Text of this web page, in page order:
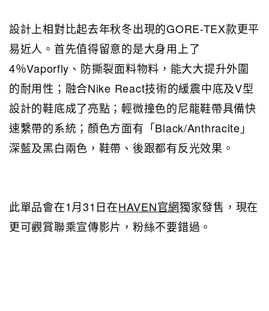
設計上相對比起去年秋冬出現的GORE-TEX款更平
易近人。首先值得留意的是大身用上了
4％Vaporfly、防撕裂面料物料，能大大提升外圍
的耐用性；融合Nike React技術的緩震中底及V型
設計的鞋底成了亮點；輕微撞色的尼龍鞋帶具備快
速繫帶的系統；顏色方面有「Black/Anthracite」
深藍及黑白兩色，鞋帶、後跟都有反光效果。
此單品會在1月31日在HAVEN官網獨家發售，現在
更可觀賞聯乘宣傳影片，粉絲不要錯過。